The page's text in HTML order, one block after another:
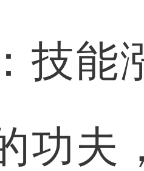
技能
功夫